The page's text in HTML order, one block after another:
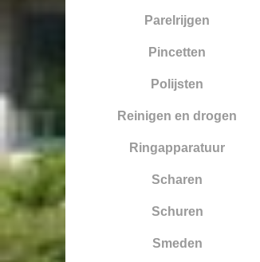
Parelrijgen
Pincetten
Polijsten
Reinigen en drogen
Ringapparatuur
Scharen
Schuren
Smeden